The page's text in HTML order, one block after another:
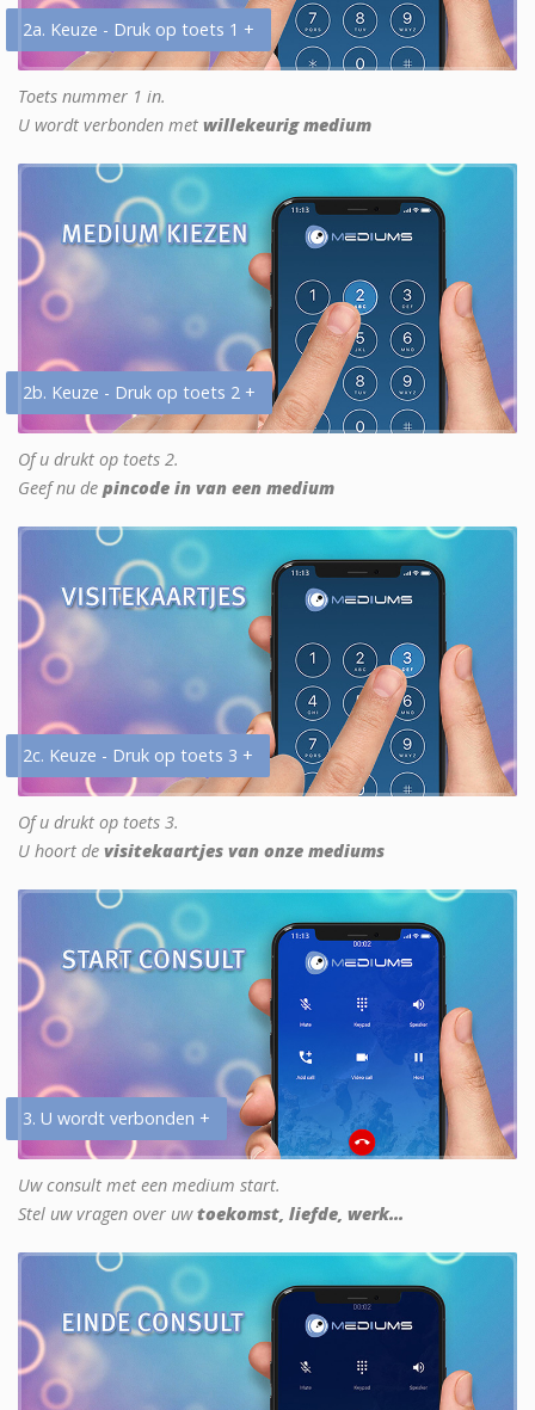
2a. Keuze - Druk op toets 1 +
Toets nummer 1 in.
U wordt verbonden met willekeurig medium
2b. Keuze - Druk op toets 2 +
Of u drukt op toets 2.
Geef nu de pincode in van een medium
2c. Keuze - Druk op toets 3 +
Of u drukt op toets 3.
U hoort de visitekaartjes van onze mediums
3. U wordt verbonden +
Uw consult met een medium start.
Stel uw vragen over uwtoekomst, liefde, werk...